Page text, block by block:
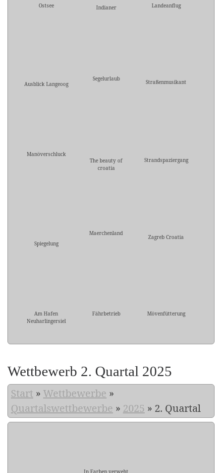
Ostsee Indianer Landeanflug
Ausblick Langeoog
Segelurlaub Straßenmusikant
Manöverschluck
The beauty of
croatia
Strandspaziergang
Spiegelung
Maerchenland
Zagreb Croatia
Am Hafen
Neuharlingersiel
Fährbetrieb Mövenfütterung
Wettbewerb 2. Quartal 2025
Start » Wettbewerbe »
Quartalswettbewerbe » 2025 » 2. Quartal
In Farben verweht